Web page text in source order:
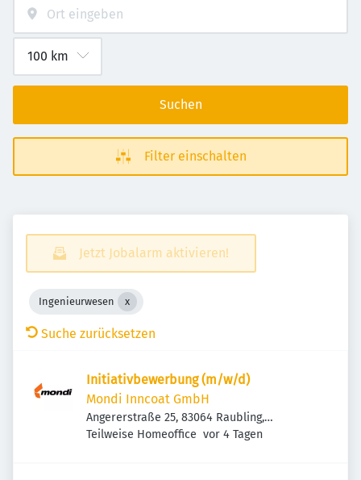
Suchen
Filter einschalten
Jetzt Jobalarm aktivieren!
Ingenieurwesen
Suche zurücksetzen
Initiativbewerbung (m/w/d)
Mondi Inncoat GmbH
Angererstraße 25, 83064 Raubling,
Deutschland
Teilweise Homeoffice Veröffentlicht
vor 4 Tagen